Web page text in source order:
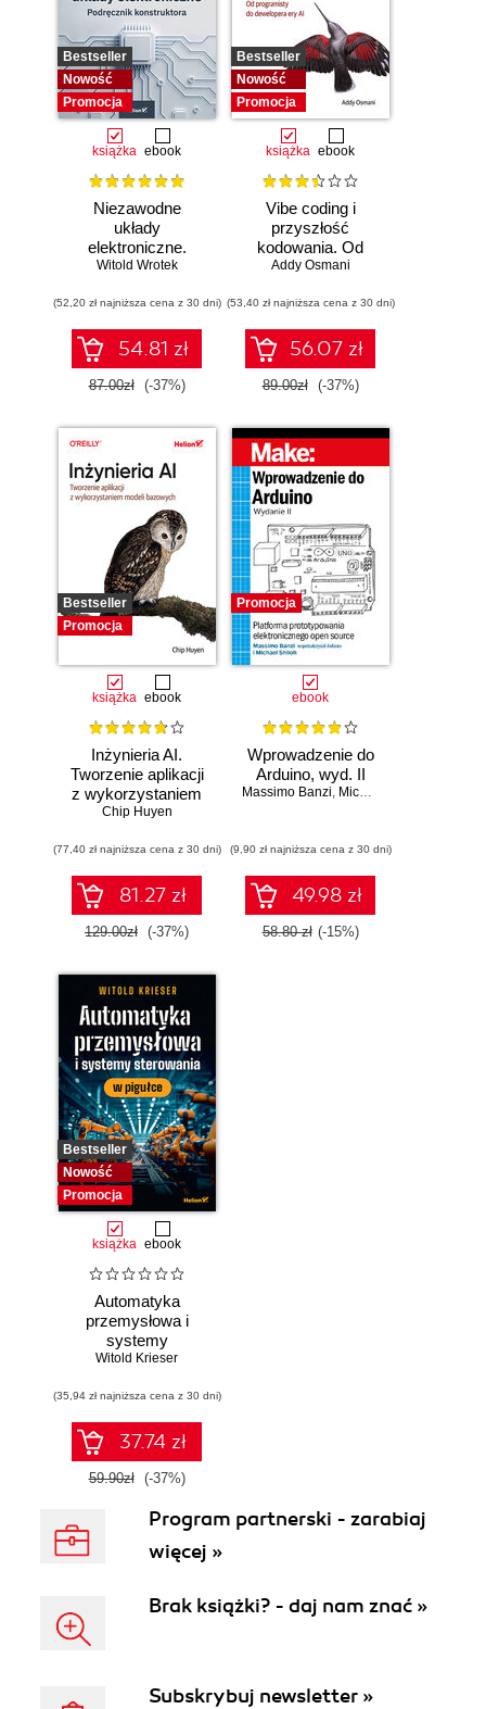
Bestseller
Nowość
Promocja
książka ebook
Niezawodne
układy
elektroniczne.
Podręcznik
Witold Wrotek
(52,20 zł najniższa cena z 30 dni)
54.81 zł
87.00zł (-37%)
Bestseller
Nowość
Promocja
książka ebook
Vibe coding i
przyszłość
kodowania. Od
programisty do
Addy Osmani
(53,40 zł najniższa cena z 30 dni)
56.07 zł
89.00zł (-37%)
Bestseller
Promocja
książka ebook
Inżynieria AI.
Tworzenie aplikacji
z wykorzystaniem
modeli bazowych
Chip Huyen
(77,40 zł najniższa cena z 30 dni)
81.27 zł
129.00zł (-37%)
Promocja
ebook
Wprowadzenie do
Arduino, wyd. II
Massimo Banzi, Michael Shiloh
(9,90 zł najniższa cena z 30 dni)
49.98 zł
58.80 zł (-15%)
Bestseller
Nowość
Promocja
książka ebook
Automatyka
przemysłowa i
systemy
sterowania w
Witold Krieser
(35,94 zł najniższa cena z 30 dni)
37.74 zł
59.90zł (-37%)
Program partnerski - zarabiaj
więcej »
Brak książki? - daj nam znać »
Subskrybuj newsletter »